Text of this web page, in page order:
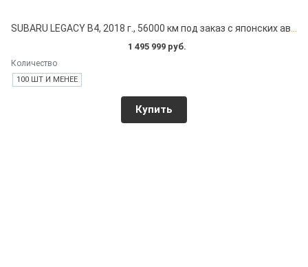
1 495 999 руб.
Количество
100 ШТ И МЕНЕЕ
Купить